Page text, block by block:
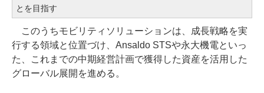
とを目指す
このうちモビリティソリューションは、成長戦略を実
行する領域と位置づけ、Ansaldo STSや永大機電といっ
た、これまでの中期経営計画で獲得した資産を活用した
グローバル展開を進める。